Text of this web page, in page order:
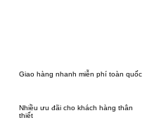
Giao hàng nhanh miễn phí toàn quốc
Nhiều ưu đãi cho khách hàng thân
thiết